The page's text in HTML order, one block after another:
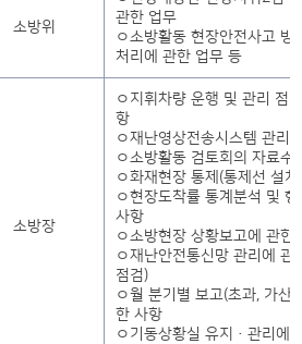
소방위
관한 업무
ㅇ소방활동 현장안전사고 방
처리에 관한 업무 등
소방장
ㅇ지휘차량 운행 및 관리 점
항
ㅇ재난영상전송시스템 관리
ㅇ소방활동 검토회의 자료수
ㅇ화재현장 통제(통제선 설
ㅇ현장도착률 통계분석 및
사항
ㅇ소방현장 상황보고에 관한
ㅇ재난안전통신망 관리에 관
점검)
ㅇ월 분기별 보고(초과, 가산
한 사항
ㅇ기동상황실 유지·관리에